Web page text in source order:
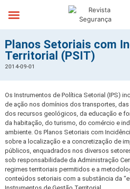
Planos Setoriais com
Territorial (PSIT)
2014-09-01
Os Instrumentos de Política Setorial (IPS)
de ação nos domínios dos transportes,
dos recursos geológicos, da educação e
da habitação, do turismo, do comércio e
ambiente. Os Planos Setoriais com
sobre a localização e a concretização de
públicos, enquadrados nos diversos
sob responsabilidade da Administração
regimes territoriais permitidos e a
conteúdos setoriais com a substância da